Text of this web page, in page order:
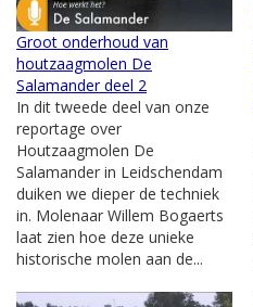
Groot onderhoud van
houtzaagmolen De
Salamander deel 2
In dit tweede deel van onze
reportage over
Houtzaagmolen De
Salamander in Leidschendam
duiken we dieper de techniek
in. Molenaar Willem Bogaerts
laat zien hoe deze unieke
historische molen aan de...